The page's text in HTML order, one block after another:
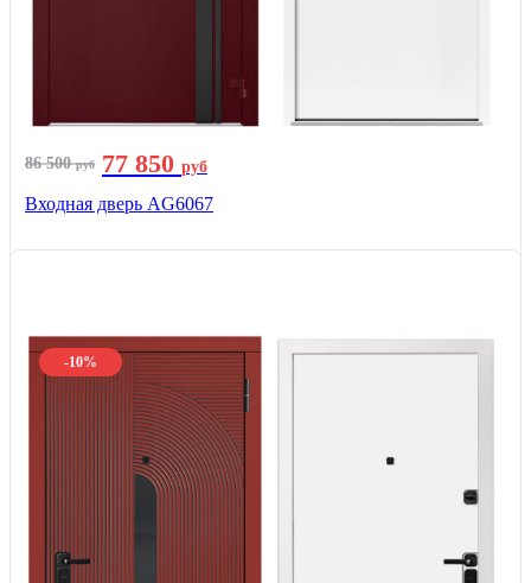
86 500руб 77 850 руб
Входная дверь AG6067
-10%